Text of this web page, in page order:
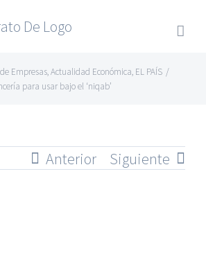
Empresas,Actualidad Económica, EL PAÍS /
para usar bajo el ‘niqab’
Anterior Siguiente